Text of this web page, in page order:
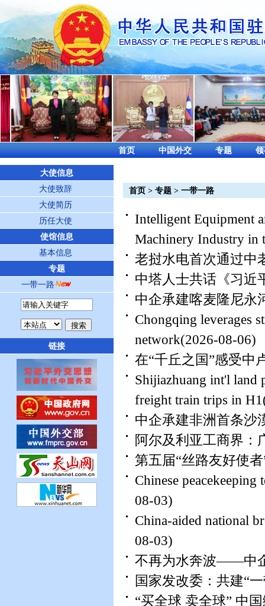
首页 中国外交 专题
大使信息
大使致辞
大使简历
历任大使
使馆信息
基本信息
专题
一带一路
链接
首页 > 专题 > 一带一路
Intelligent Equipment
Machinery Industry in
老挝水电首次通过中
中塔人士共话《习近
中企承建喀麦隆尼永
Chongqing leverages
network(2026-08-06)
在“千丘之国”感受中
Shijiazhuang int'l land
freight train trips in H1
中企承建非洲首条沙
阿尔及利亚工商界：
第五届“丝路友好使
Chinese
08-03)
China-aided national
08-03)
不再为水奔波——中
国家发改委：共建“
“买全球 卖全球” 中